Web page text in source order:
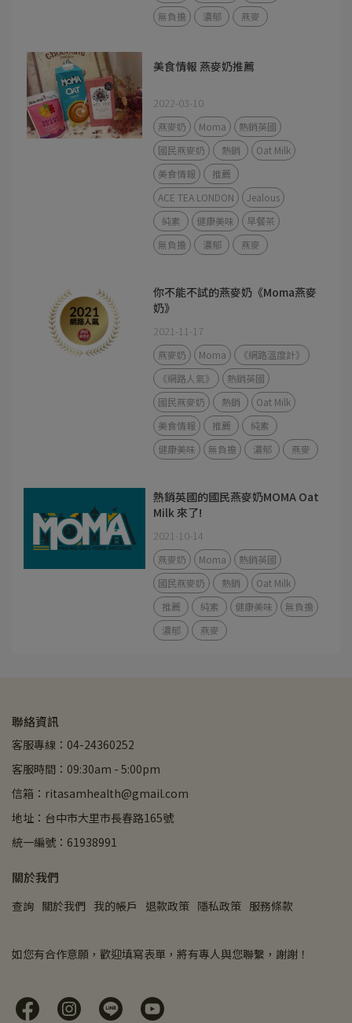
無負擔
濃郁 燕麥
美食情報 燕麥奶推薦
2022-03-10
燕麥奶 Moma
熱銷英國
國民燕麥奶
熱銷
Oat Milk
美食情報
推薦
ACE TEA LONDON
Jealous
純素
健康美味
早餐茶
無負擔
濃郁 燕麥
你不能不試的燕麥奶《Moma燕麥
奶》
2021-11-17
燕麥奶 Moma
《網路溫度計》
《網路人氣》
熱銷英國
國民燕麥奶
熱銷
Oat Milk
美食情報
推薦
純素
健康美味
無負擔 濃郁 燕麥
熱銷英國的國民燕麥奶MOMA Oat
Milk 來了!
2021-10-14
燕麥奶 Moma
熱銷英國
國民燕麥奶
熱銷
Oat Milk
推薦
純素 健康美味
無負擔
濃郁
燕麥
聯絡資訊
客服專線：04-24360252
客服時間：09:30am - 5:00pm
信箱：ritasamhealth@gmail.com
地址：台中市大里市長春路165號
統一編號：61938991
關於我們
查詢 關於我們 我的帳戶 退款政策 隱私政策 服務條款
如您有合作意願，歡迎填寫表單，將有專人與您聯繫，謝謝！